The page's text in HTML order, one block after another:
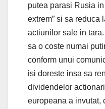
putea parasi Rusia
extrem” si sa reduca
actiunilor sale in
sa o coste numai
conform unui
isi doreste insa sa
dividendelor
europeana a invutat,